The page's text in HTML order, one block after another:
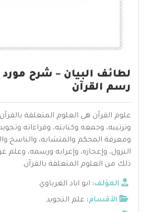
لطائف البيان – شرح
رسم القرآن
علوم القرآن هي العلوم المتعلقة
وترتيبه، وجمعه وكتابته، وقراءاته
ومعرفة المحكم والمتشابه، والناسخ
النزول، وإعجازه، وإعرابه ورسمه، وعلم
ذلك من العلوم المتعلقة بالقرآن.
المؤلف: ابو اياد الغرباوي
الأقسام: علم التجويد